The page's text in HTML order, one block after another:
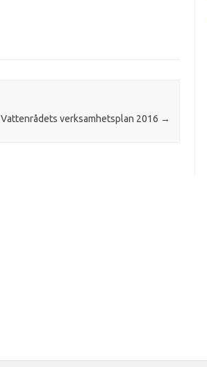
Vattenrådets verksamhetsplan 2016 →